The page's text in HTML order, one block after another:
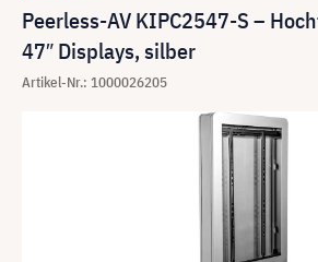
Peerless-AV KIPC2547-S –
47″ Displays, silber
Artikel-Nr.: 1000026205